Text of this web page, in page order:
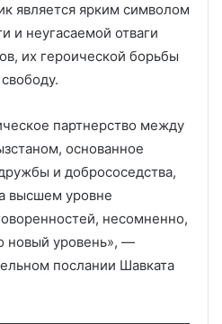
является ярким символом
и неугасаемой отваги
их героической борьбы
партнерство между
основанное
и добрососедства,
высшем уровне
несомненно,
новый уровень», —
послании Шавката